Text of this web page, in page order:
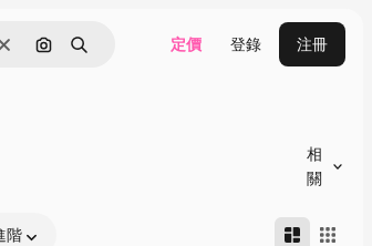
清除 通過圖像搜索
搜尋 定價 登錄 注冊
相
關
階